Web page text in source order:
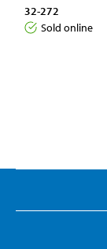
32-272
Sold online